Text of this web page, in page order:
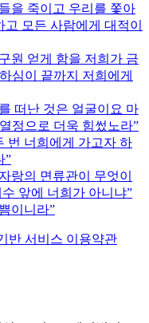
을 죽이고 우리를 쫓아
모든 사람에게 대적이
원 얻게 함을 저희가 금
심이 끝까지 저희에게
떠난 것은 얼굴이요 마
정으로 더욱 힘썼노라
번 너희에게 가고자 하
랑의 면류관이 무엇이
앞에 너희가 아니냐
이니라
반 서비스 이용약관